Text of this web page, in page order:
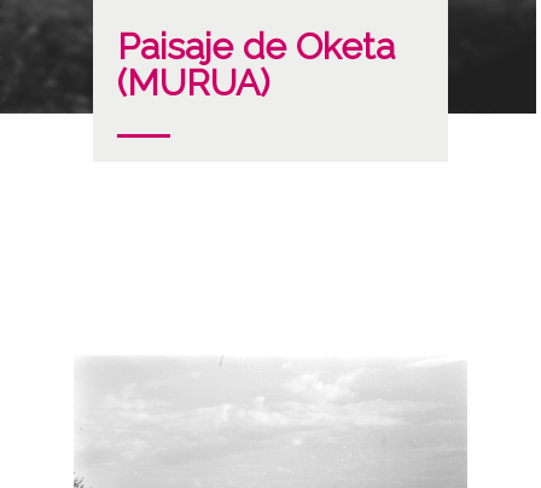
Paisaje de Oketa
(MURUA)